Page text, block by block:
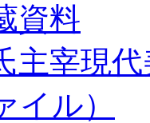
資料
主宰現
イル）